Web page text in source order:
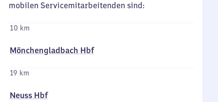
mobilen Servicemitarbeitenden sind:
10 km
Mönchengladbach Hbf
19 km
Neuss Hbf